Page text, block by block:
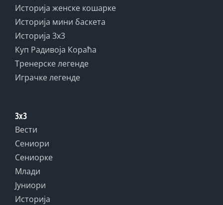
Историја женске кошарке
Историја мини баскета
Историја 3x3
Куп Радивоја Кораћа
Тренерске легенде
Играчке легенде
3x3
Вести
Сениори
Сениорке
Млади
Јуниори
Историја